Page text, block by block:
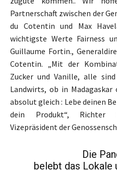
Partnerschaft zwischen der
du Cotentin und Max
wichtigste Werte Fairness
Guillaume Fortin.,
Cotentin. „Mit der
Zucker und Vanille, alle
Landwirts, ob in
absolut gleich : Lebe deinen
dein Produkt“, Richter
Vizepräsident der
Die
belebt das Lokale